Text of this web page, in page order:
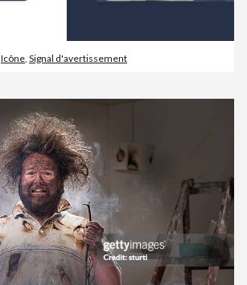
Icône Signal d'avertissement